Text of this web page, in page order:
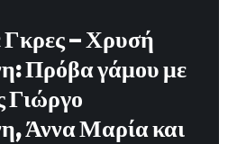
Γκρες – Χρυσή
Πρόβα γάμου με
Γιώργο
Άννα Μαρία και